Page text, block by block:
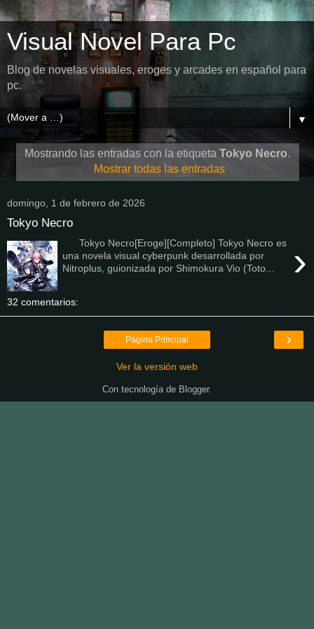
Visual Novel Para Pc
Blog de novelas visuales, eroges y arcades en español para
pc.
▼
Mostrando las entradas con la etiqueta Tokyo Necro.
Mostrar todas las entradas
domingo, 1 de febrero de 2026
Tokyo Necro
›
Tokyo Necro[Eroge][Completo] Tokyo Necro es
una novela visual cyberpunk desarrollada por
Nitroplus, guionizada por Shimokura Vio (Toto...
32 comentarios:
›
Página Principal
Ver la versión web
Con tecnología de Blogger.